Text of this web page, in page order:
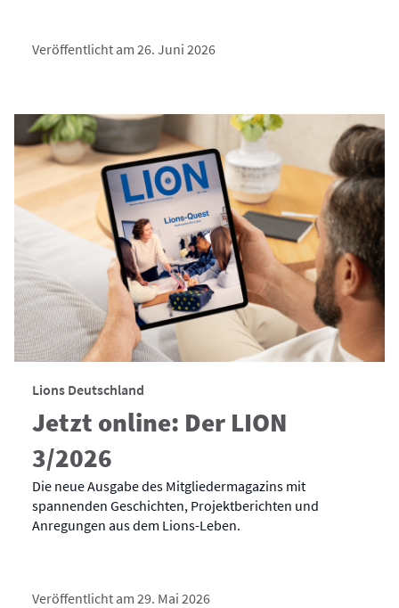
Veröffentlicht am 26. Juni 2026
Lions Deutschland
Jetzt online: Der LION
3/2026
Die neue Ausgabe des Mitgliedermagazins mit
spannenden Geschichten, Projektberichten und
Anregungen aus dem Lions-Leben.
Veröffentlicht am 29. Mai 2026